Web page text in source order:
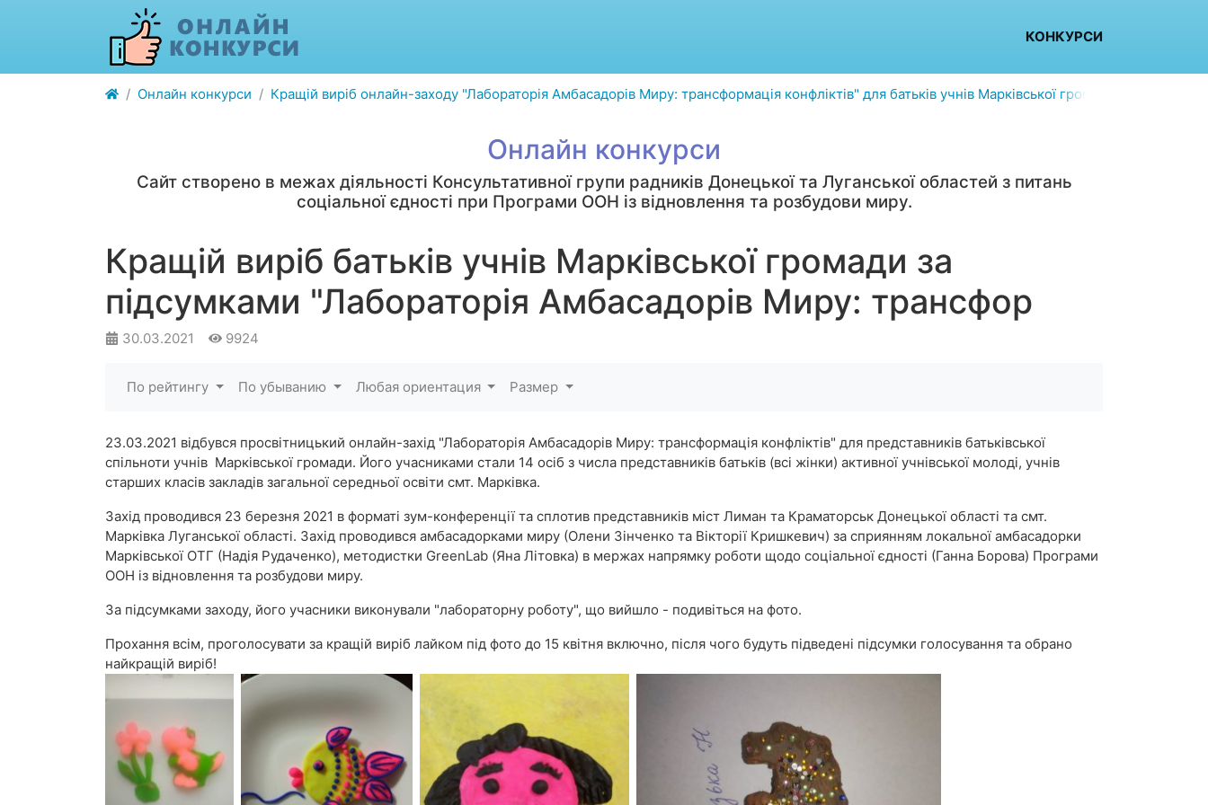
КОНКУРСИ
Онлайн конкурси Кращій виріб онлайн-заходу "Лабораторія Амбасадорів Миру: трансформація конфліктів" для батьків учнів Марківської громади
Онлайн конкурси
Сайт створено в межах діяльності Консультативної групи радників Донецької та Луганської областей з питань
соціальної єдності при Програми ООН із відновлення та розбудови миру.
Кращій виріб батьків учнів Марківської громади за
підсумками "Лабораторія Амбасадорів Миру: трансфор
30.03.2021 9924
По рейтингу По убыванию Любая ориентация Размер
23.03.2021 відбувся просвітницький онлайн-захід "Лабораторія Амбасадорів Миру: трансформація конфліктів" для представників батьківської
спільноти учнів Марківської громади. Його учасниками стали 14 осіб з числа представників батьків (всі жінки) активної учнівської молоді, учнів
старших класів закладів загальної середньої освіти смт. Марківка.
Захід проводився 23 березня 2021 в форматі зум-конференції та сплотив представників міст Лиман та Краматорськ Донецької області та смт.
Марківка Луганської області. Захід проводився амбасадорками миру (Олени Зінченко та Вікторії Кришкевич) за сприянням локальної амбасадорки
Марківської ОТГ (Надія Рудаченко), методистки GreenLab (Яна Літовка) в мержах напрямку роботи щодо соціальної єдності (Ганна Борова) Програми
ООН із відновлення та розбудови миру.
За підсумками заходу, його учасники виконували "лабораторну роботу", що вийшло - подивіться на фото.
Прохання всім, проголосувати за кращій виріб лайком під фото до 15 квітня включно, після чого будуть підведені підсумки голосування та обрано
найкращій виріб!